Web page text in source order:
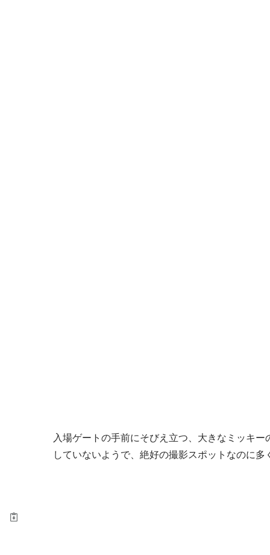
入場ゲートの手前にそびえ立つ、大きなミッキ
していないようで、絶好の撮影スポットなのに多